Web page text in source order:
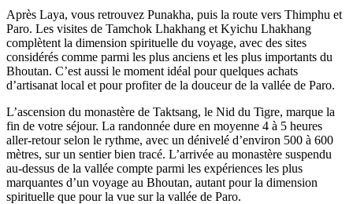
Après Laya, vous retrouvez Punakha, puis la route vers Thimphu et
Paro. Les visites de Tamchok Lhakhang et Kyichu Lhakhang
complètent la dimension spirituelle du voyage, avec des sites
considérés comme parmi les plus anciens et les plus importants du
Bhoutan. C’est aussi le moment idéal pour quelques achats
d’artisanat local et pour profiter de la douceur de la vallée de Paro.
L’ascension du monastère de Taktsang, le Nid du Tigre, marque la
fin de votre séjour. La randonnée dure en moyenne 4 à 5 heures
aller-retour selon le rythme, avec un dénivelé d’environ 500 à 600
mètres, sur un sentier bien tracé. L’arrivée au monastère suspendu
au-dessus de la vallée compte parmi les expériences les plus
marquantes d’un voyage au Bhoutan, autant pour la dimension
spirituelle que pour la vue sur la vallée de Paro.